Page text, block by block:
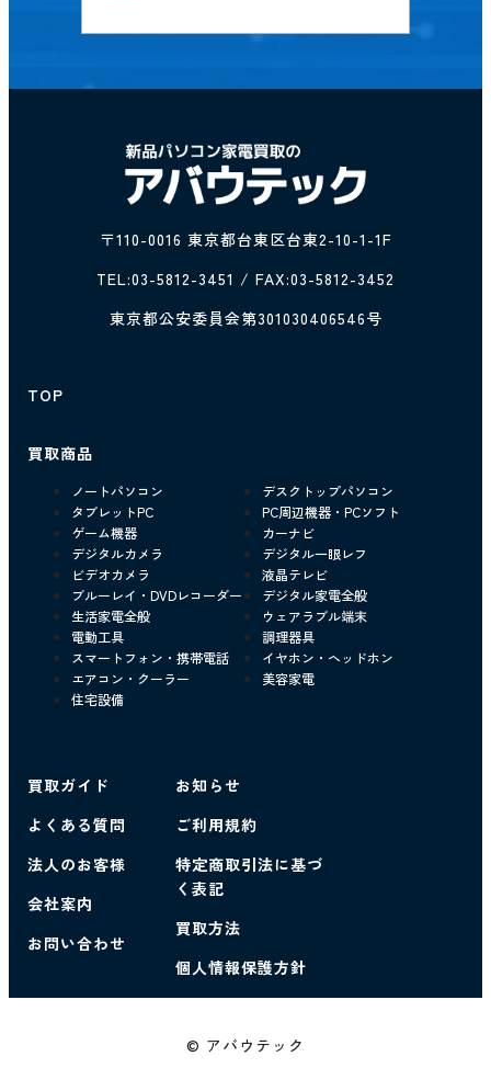
〒110-0016 東京都台東区台東2-10-1-1F
TEL:03-5812-3451 / FAX:03-5812-3452
東京都公安委員会第301030406546号
TOP
買取商品
ノートパソコン
デスクトップパソコン
タブレットPC
PC周辺機器・PCソフト
ゲーム機器
カーナビ
デジタルカメラ
デジタル一眼レフ
ビデオカメラ
液晶テレビ
ブルーレイ・DVDレコーダー
デジタル家電全般
生活家電全般
ウェアラブル端末
電動工具
調理器具
スマートフォン・携帯電話
イヤホン・ヘッドホン
エアコン・クーラー
美容家電
住宅設備
買取ガイド
よくある質問
法人のお客様
会社案内
お問い合わせ
お知らせ
ご利用規約
特定商取引法に基づ
く表記
買取方法
個人情報保護方針
© アバウテック